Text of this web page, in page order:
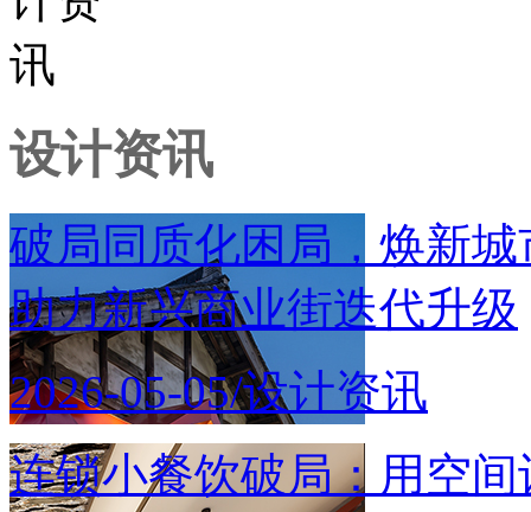
设计资讯
破局同质化困局，焕新
助力新兴商业街迭代升级
2026-05-05/设计资讯
连锁小餐饮破局：用空